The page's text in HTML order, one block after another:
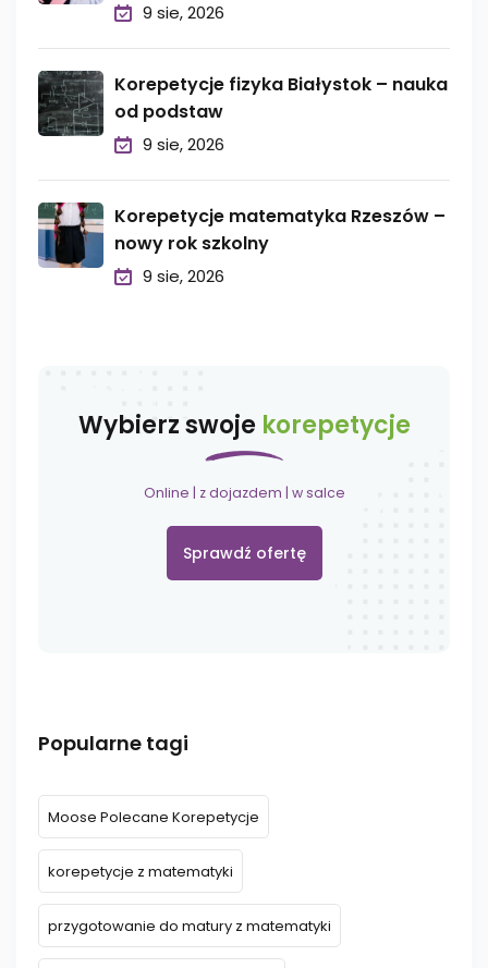
9 sie, 2026
Korepetycje fizyka Białystok – nauka
od podstaw
9 sie, 2026
Korepetycje matematyka Rzeszów –
nowy rok szkolny
9 sie, 2026
Wybierz swoje korepetycje
Online | z dojazdem | w salce
Sprawdź ofertę
Popularne tagi
Moose Polecane Korepetycje
korepetycje z matematyki
przygotowanie do matury z matematyki